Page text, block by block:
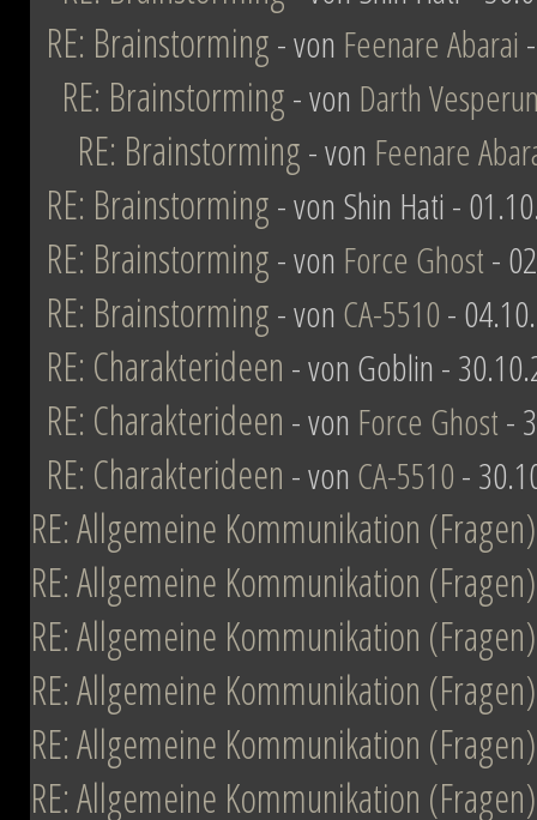
RE: Brainstorming- von Feenare Abarai
RE: Brainstorming- von Darth
RE: Brainstorming- von Feenare
RE: Brainstorming- von Shin Hati -
RE: Brainstorming- von Force Ghost-
RE: Brainstorming- von CA-5510-
RE: Charakterideen - von Goblin -
RE: Charakterideen - von Force Ghost-
RE: Charakterideen - von CA-5510-
RE: Allgemeine Kommunikation (Fragen)
RE: Allgemeine Kommunikation (Fragen)
RE: Allgemeine Kommunikation (Fragen)
RE: Allgemeine Kommunikation (Fragen)
RE: Allgemeine Kommunikation (Fragen)
RE: Allgemeine Kommunikation (Fragen)